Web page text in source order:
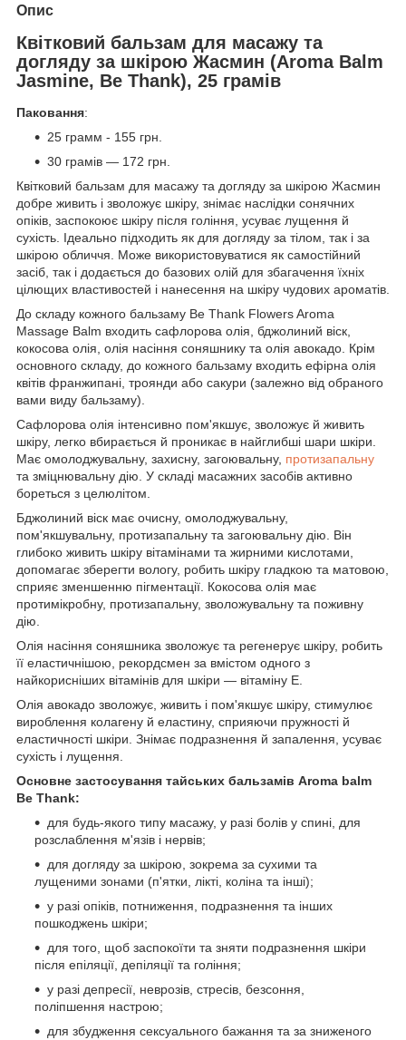
Опис
Квітковий бальзам для масажу та
догляду за шкірою Жасмин (Aroma Balm
Jasmine, Be Thank), 25 грамів
Паковання:
25 грамм - 155 грн.
30 грамів — 172 грн.
Квітковий бальзам для масажу та догляду за шкірою Жасмин
добре живить і зволожує шкіру, знімає наслідки сонячних
опіків, заспокоює шкіру після гоління, усуває лущення й
сухість. Ідеально підходить як для догляду за тілом, так і за
шкірою обличчя. Може використовуватися як самостійний
засіб, так і додається до базових олій для збагачення їхніх
цілющих властивостей і нанесення на шкіру чудових ароматів.
До складу кожного бальзаму Be Thank Flowers Aroma
Massage Balm входить сафлорова олія, бджолиний віск,
кокосова олія, олія насіння соняшнику та олія авокадо. Крім
основного складу, до кожного бальзаму входить ефірна олія
квітів франжипані, троянди або сакури (залежно від обраного
вами виду бальзаму).
Сафлорова олія інтенсивно пом'якшує, зволожує й живить
шкіру, легко вбирається й проникає в найглибші шари шкіри.
Має омолоджувальну, захисну, загоювальну, протизапальну
та зміцнювальну дію. У складі масажних засобів активно
бореться з целюлітом.
Бджолиний віск має очисну, омолоджувальну,
пом'якшувальну, протизапальну та загоювальну дію. Він
глибоко живить шкіру вітамінами та жирними кислотами,
допомагає зберегти вологу, робить шкіру гладкою та матовою,
сприяє зменшенню пігментації. Кокосова олія має
протимікробну, протизапальну, зволожувальну та поживну
дію.
Олія насіння соняшника зволожує та регенерує шкіру, робить
її еластичнішою, рекордсмен за вмістом одного з
найкорисніших вітамінів для шкіри — вітаміну Е.
Олія авокадо зволожує, живить і пом'якшує шкіру, стимулює
вироблення колагену й еластину, сприяючи пружності й
еластичності шкіри. Знімає подразнення й запалення, усуває
сухість і лущення.
Основне застосування тайських бальзамів Aroma balm
Be Thank:
для будь-якого типу масажу, у разі болів у спині, для
розслаблення м'язів і нервів;
для догляду за шкірою, зокрема за сухими та
лущеними зонами (п'ятки, лікті, коліна та інші);
у разі опіків, потниження, подразнення та інших
пошкоджень шкіри;
для того, щоб заспокоїти та зняти подразнення шкіри
після епіляції, депіляції та гоління;
у разі депресії, неврозів, стресів, безсоння,
поліпшення настрою;
для збудження сексуального бажання та за зниженого